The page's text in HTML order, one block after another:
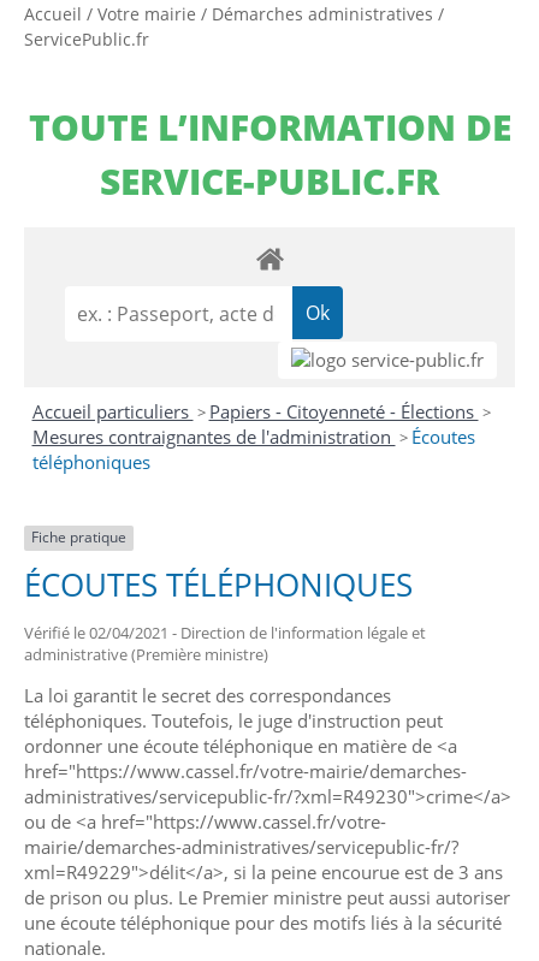
Accueil / Votre mairie / Démarches administratives /
ServicePublic.fr
TOUTE L’INFORMATION DE
SERVICE-PUBLIC.FR
Accueil particuliers > Papiers - Citoyenneté - Élections >
Mesures contraignantes de l'administration > Écoutes
téléphoniques
Fiche pratique
ÉCOUTES TÉLÉPHONIQUES
Vérifié le 02/04/2021 - Direction de l'information légale et
administrative (Première ministre)
La loi garantit le secret des correspondances
téléphoniques. Toutefois, le juge d'instruction peut
ordonner une écoute téléphonique en matière de <a
href="https://www.cassel.fr/votre-mairie/demarches-
administratives/servicepublic-fr/?xml=R49230">crime</a>
ou de <a href="https://www.cassel.fr/votre-
mairie/demarches-administratives/servicepublic-fr/?
xml=R49229">délit</a>, si la peine encourue est de 3 ans
de prison ou plus. Le Premier ministre peut aussi autoriser
une écoute téléphonique pour des motifs liés à la sécurité
nationale.